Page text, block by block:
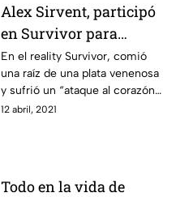
Alex Sirvent, participó
en Survivor para
competir con sus
demonios interiores.
Su batalla más difícil,
fue no caer en ningún
En el reality Survivor, comió
una raíz de una plata venenosa
y sufrió un “ataque al corazón”,
además, le pico un tábano; por
12 abril, 2021
Todo en la vida de